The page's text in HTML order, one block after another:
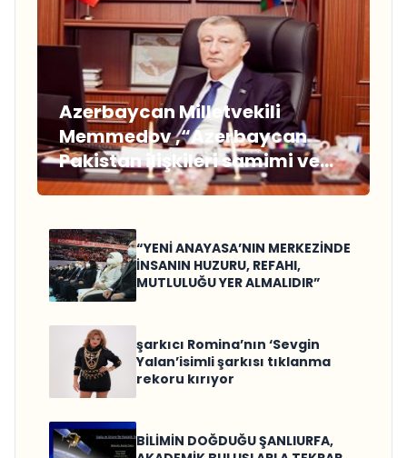
Azerbaycan Milletvekili
Memmedov ,“Azerbaycan
Pakistan ilişkileri samimi ve
sağlam temellere
“YENİ ANAYASA’NIN MERKEZİNDE
İNSANIN HUZURU, REFAHI,
MUTLULUĞU YER ALMALIDIR”
şarkıcı Romina’nın ‘Sevgin
Yalan’isimli şarkısı tıklanma
rekoru kırıyor
BİLİMİN DOĞDUĞU ŞANLIURFA,